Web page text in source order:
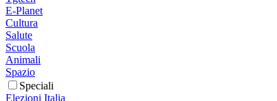
E-Planet
Cultura
Salute
Scuola
Animali
Spazio
Speciali
Elezioni Italia